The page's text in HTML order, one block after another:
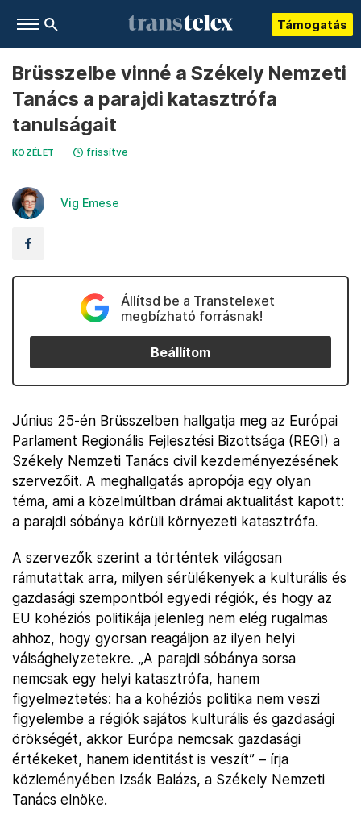
Támogatás
Brüsszelbe vinné a Székely Nemzeti
Tanács a parajdi katasztrófa
tanulságait
KÖZÉLET frissítve
Vig Emese
Állítsd be a Transtelexet
megbízható forrásnak!
Beállítom
Június 25-én Brüsszelben hallgatja meg az Európai
Parlament Regionális Fejlesztési Bizottsága (REGI) a
Székely Nemzeti Tanács civil kezdeményezésének
szervezőit. A meghallgatás apropója egy olyan
téma, ami a közelmúltban drámai aktualitást kapott:
a parajdi sóbánya körüli környezeti katasztrófa.
A szervezők szerint a történtek világosan
rámutattak arra, milyen sérülékenyek a kulturális és
gazdasági szempontból egyedi régiók, és hogy az
EU kohéziós politikája jelenleg nem elég rugalmas
ahhoz, hogy gyorsan reagáljon az ilyen helyi
válsághelyzetekre. „A parajdi sóbánya sorsa
nemcsak egy helyi katasztrófa, hanem
figyelmeztetés: ha a kohéziós politika nem veszi
figyelembe a régiók sajátos kulturális és gazdasági
örökségét, akkor Európa nemcsak gazdasági
értékeket, hanem identitást is veszít” – írja
közleményében Izsák Balázs, a Székely Nemzeti
Tanács elnöke.